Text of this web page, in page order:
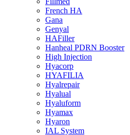
French HA
Gana
Genyal
HAFiller
Hanheal PDRN Booster
High Injection
Hyacorp
HYAFILIA
Hyalrepair
Hyalual
Hyaluform
Hyamax
Hyaron
IAL System